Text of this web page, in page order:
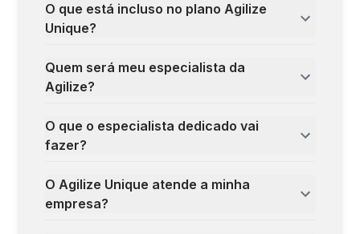
O que está incluso no plano Agilize
Unique?
Quem será meu especialista da
Agilize?
O que o especialista dedicado vai
fazer?
O Agilize Unique atende a minha
empresa?